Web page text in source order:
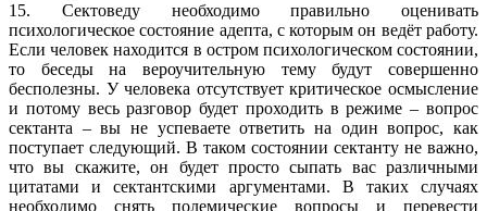
15. Сектоведу необходимо правильно оценивать
психологическое состояние адепта, с которым он ведёт работу.
Если человек находится в остром психологическом состоянии,
то беседы на вероучительную тему будут совершенно
бесполезны. У человека отсутствует критическое осмысление
и потому весь разговор будет проходить в режиме – вопрос
сектанта – вы не успеваете ответить на один вопрос, как
поступает следующий. В таком состоянии сектанту не важно,
что вы скажите, он будет просто сыпать вас различными
цитатами и сектантскими аргументами. В таких случаях
необходимо снять полемические вопросы и перевести